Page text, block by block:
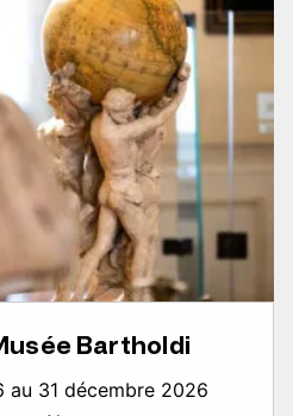
Bartholdi
au 31 décembre 2026